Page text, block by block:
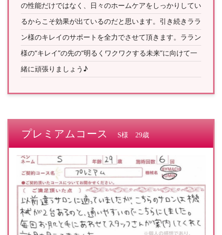
の性能だけではなく、日々のホームケアをしっかりしてい
るからこそ効果が出ているのだと思います。引き続きララ
ン様のキレイのサポートを全力でさせて頂きます。ララン
様の“キレイ”の先の“明るくワクワクする未来”に向けて一
緒に頑張りましょう♪
プレミアムコース S様 29歳